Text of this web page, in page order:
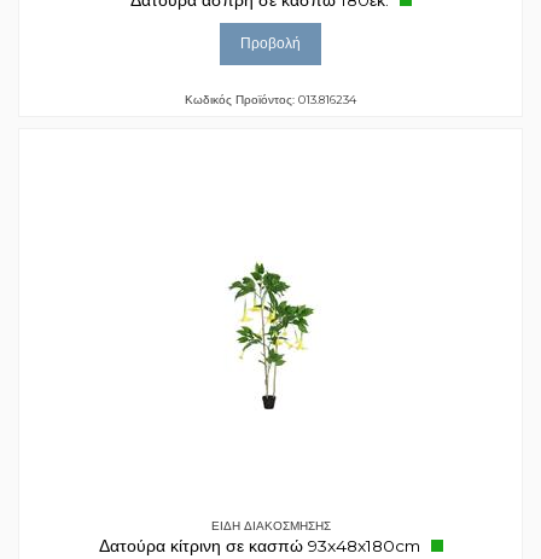
Προβολή
Κωδικός Προϊόντος: 013.816234
ΕΙΔΗ ΔΙΑΚΟΣΜΗΣΗΣ
Δατούρα κίτρινη σε κασπώ 93x48x180cm